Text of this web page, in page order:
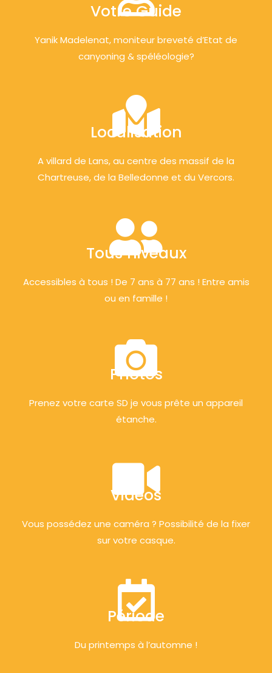
Votre Guide
Yanik Madelenat, moniteur breveté d’Etat de
canyoning & spéléologie?
Localisation
A villard de Lans, au centre des massif de la
Chartreuse, de la Belledonne et du Vercors.
Tous niveaux
Accessibles à tous ! De 7 ans à 77 ans ! Entre amis
ou en famille !
Photos
Prenez votre carte SD je vous prête un appareil
étanche.
Vidéos
Vous possédez une caméra ? Possibilité de la fixer
sur votre casque.
Période
Du printemps à l’automne !